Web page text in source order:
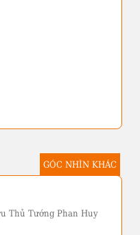
GÓC NHÌN KHÁC
Thủ Tướng Phan Huy